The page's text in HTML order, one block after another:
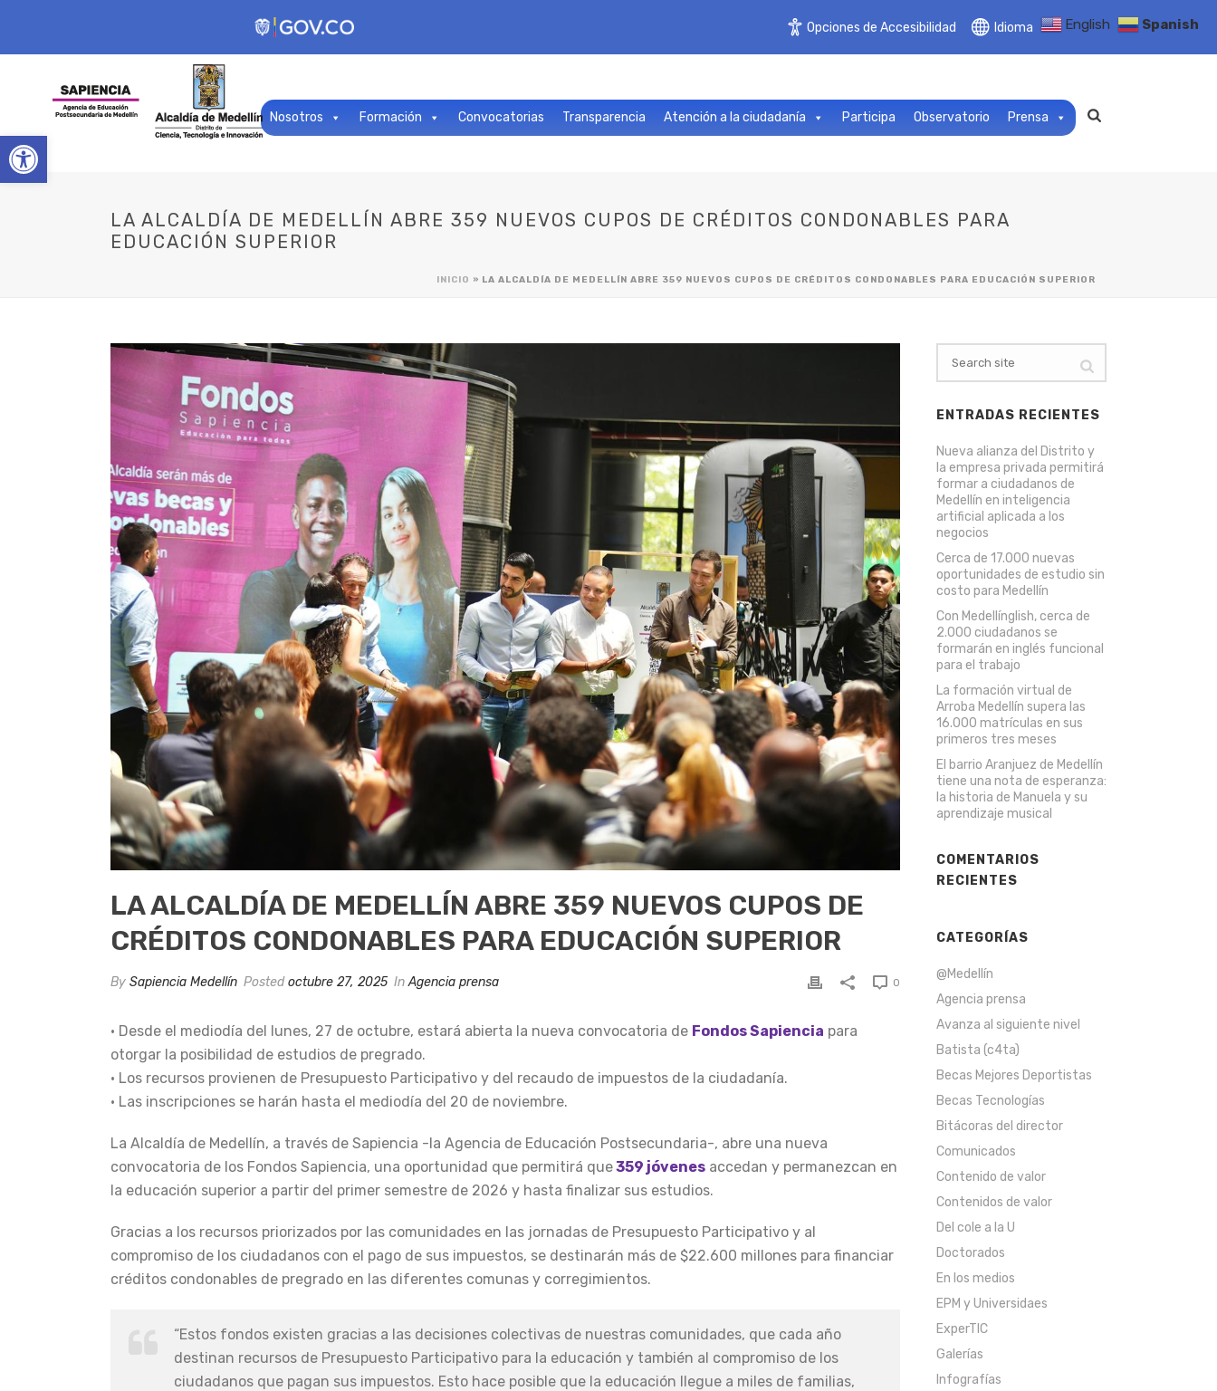
Open toolbar
Opciones de Accesibilidad Idioma
Nosotros Formación Convocatorias Transparencia Atención a la ciudadanía Participa Observatorio Prensa
LA ALCALDÍA DE MEDELLÍN ABRE 359 NUEVOS CUPOS DE CRÉDITOS CONDONABLES PARA
EDUCACIÓN SUPERIOR
INICIO » LA ALCALDÍA DE MEDELLÍN ABRE 359 NUEVOS CUPOS DE CRÉDITOS CONDONABLES PARA EDUCACIÓN SUPERIOR
LA ALCALDÍA DE MEDELLÍN ABRE 359 NUEVOS CUPOS DE
CRÉDITOS CONDONABLES PARA EDUCACIÓN SUPERIOR
By Sapiencia Medellín Postedoctubre 27, 2025 InAgencia prensa 0
• Desde el mediodía del lunes, 27 de octubre, estará abierta la nueva convocatoria de Fondos Sapiencia para
otorgar la posibilidad de estudios de pregrado.
• Los recursos provienen de Presupuesto Participativo y del recaudo de impuestos de la ciudadanía.
• Las inscripciones se harán hasta el mediodía del 20 de noviembre.
La Alcaldía de Medellín, a través de Sapiencia -la Agencia de Educación Postsecundaria-, abre una nueva
convocatoria de los Fondos Sapiencia, una oportunidad que permitirá que359 jóvenes accedan y permanezcan en
la educación superior a partir del primer semestre de 2026 y hasta finalizar sus estudios.
Gracias a los recursos priorizados por las comunidades en las jornadas de Presupuesto Participativo y al
compromiso de los ciudadanos con el pago de sus impuestos, se destinarán más de $22.600 millones para financiar
créditos condonables de pregrado en las diferentes comunas y corregimientos.
“Estos fondos existen gracias a las decisiones colectivas de nuestras comunidades, que cada año
destinan recursos de Presupuesto Participativo para la educación y también al compromiso de los
ciudadanos que pagan sus impuestos. Esto hace posible que la educación llegue a miles de familias,
ENTRADAS RECIENTES
Nueva alianza del Distrito y
la empresa privada permitirá
formar a ciudadanos de
Medellín en inteligencia
artificial aplicada a los
negocios
Cerca de 17.000 nuevas
oportunidades de estudio sin
costo para Medellín
Con Medellínglish, cerca de
2.000 ciudadanos se
formarán en inglés funcional
para el trabajo
La formación virtual de
Arroba Medellín supera las
16.000 matrículas en sus
primeros tres meses
El barrio Aranjuez de Medellín
tiene una nota de esperanza:
la historia de Manuela y su
aprendizaje musical
COMENTARIOS
RECIENTES
CATEGORÍAS
@Medellín
Agencia prensa
Avanza al siguiente nivel
Batista (c4ta)
Becas Mejores Deportistas
Becas Tecnologías
Bitácoras del director
Comunicados
Contenido de valor
Contenidos de valor
Del cole a la U
Doctorados
En los medios
EPM y Universidaes
ExperTIC
Galerías
Infografías
English Spanish